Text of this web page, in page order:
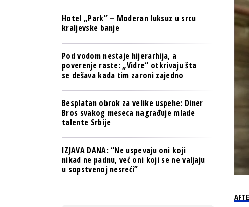
OSIGURANJE
TECH I AI
BIZNIS & SPORT
PULS REGIONA
NOVO NA RAFU
Hotel „Park” – Moderan luksuz u srcu
kraljevske banje
Pod vodom nestaje hijerarhija, a
poverenje raste: „Vidre“ otkrivaju šta
se dešava kada tim zaroni zajedno
Besplatan obrok za velike uspehe: Diner
Bros svakog meseca nagrađuje mlade
talente Srbije
IZJAVA DANA: “Ne uspevaju oni koji
nikad ne padnu, već oni koji se ne valjaju
u sopstvenoj nesreći”